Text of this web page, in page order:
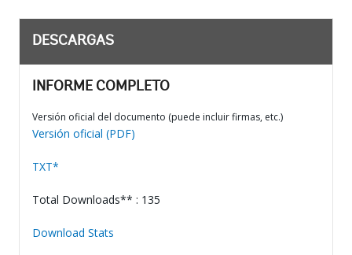
DESCARGAS
INFORME COMPLETO
Versión oficial del documento (puede incluir firmas, etc.)
Versión oficial (PDF)
TXT*
Total Downloads** : 135
Download Stats